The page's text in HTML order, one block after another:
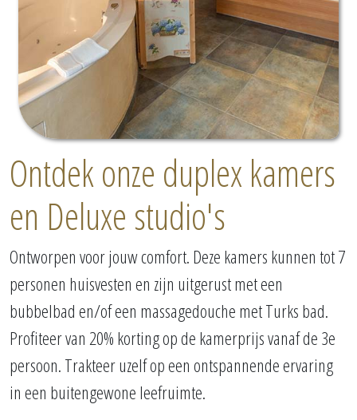
Ontdek onze duplex kamers
en Deluxe studio's
Ontworpen voor jouw comfort. Deze kamers kunnen tot 7
personen huisvesten en zijn uitgerust met een
bubbelbad en/of een massagedouche met Turks bad.
Profiteer van 20% korting op de kamerprijs vanaf de 3e
persoon. Trakteer uzelf op een ontspannende ervaring
in een buitengewone leefruimte.